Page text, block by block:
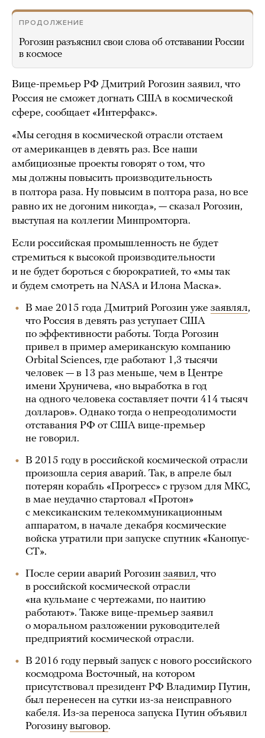
ПРОДОЛЖЕНИЕ
Рогозин разъяснил свои слова об отставании России
в космосе
Вице-премьер РФ Дмитрий Рогозин заявил, что
Россия не сможет догнать США в космической
сфере, сообщает «Интерфакс».
«Мы сегодня в космической отрасли отстаем
от американцев в девять раз. Все наши
амбициозные проекты говорят о том, что
мы должны повысить производительность
в полтора раза. Ну повысим в полтора раза, но все
равно их не догоним никогда», — сказал Рогозин,
выступая на коллегии Минпромторга.
Если российская промышленность не будет
стремиться к высокой производительности
и не будет бороться с бюрократией, то «мы так
и будем смотреть на NASA и Илона Маска».
В мае 2015 года Дмитрий Рогозин уже заявлял,
что Россия в девять раз уступает США
по эффективности работы. Тогда Рогозин
привел в пример американскую компанию
Orbital Sciences, где работают 1,3 тысячи
человек — в 13 раз меньше, чем в Центре
имени Хруничева, «но выработка в год
на одного человека составляет почти 414 тысяч
долларов». Однако тогда о непреодолимости
отставания РФ от США вице-премьер
не говорил.
В 2015 году в российской космической отрасли
произошла серия аварий. Так, в апреле был
потерян корабль «Прогресс» с грузом для МКС,
в мае неудачно стартовал «Протон»
с мексиканским телекоммуникационным
аппаратом, в начале декабря космические
войска утратили при запуске спутник «Канопус-
СТ».
После серии аварий Рогозин заявил, что
в российской космической отрасли
«на кульмане с чертежами, по наитию
работают». Также вице-премьер заявил
о моральном разложении руководителей
предприятий космической отрасли.
В 2016 году первый запуск с нового российского
космодрома Восточный, на котором
присутствовал президент РФ Владимир Путин,
был перенесен на сутки из-за неисправного
кабеля. Из-за переноса запуска Путин объявил
Рогозинувыговор.